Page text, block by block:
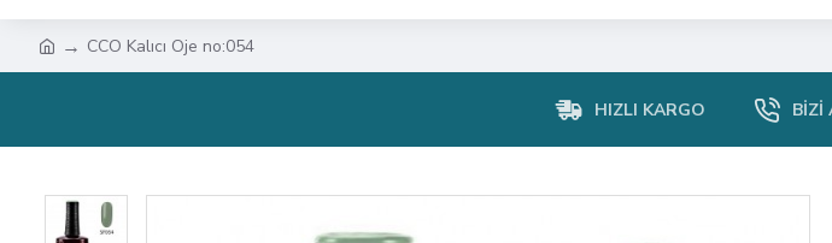
CCO Kalıcı Oje no:054
HIZLI KARGO BIZI